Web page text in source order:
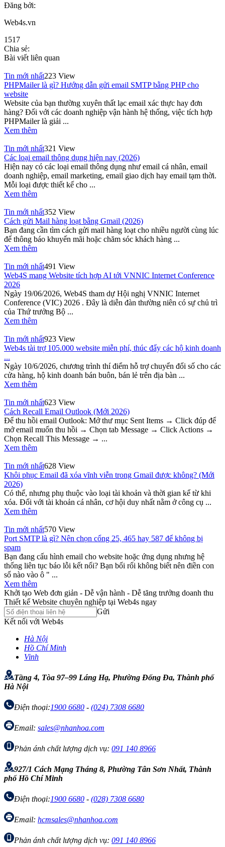
Đăng bởi:
Web4s.vn
1517
Chia sẻ:
Bài viết liên quan
Tin mới nhất223 View
PHPMailer là gì? Hướng dẫn gửi email SMTP bằng PHP cho
website
Website của bạn thường xuyên thất lạc email xác thực hay đơn
hàng? Đối với các doanh nghiệp vận hành hệ thống, việc tích hợp
PHPMailer là giải ...
Xem thêm
Tin mới nhất321 View
Các loại email thông dụng hiện nay (2026)
Hiện nay có các loại email thông dụng như email cá nhân, email
doanh nghiệp, email marketing, email giao dịch hay email tạm thời.
Mỗi loại được thiết kế cho ...
Xem thêm
Tin mới nhất352 View
Cách gửi Mail hàng loạt bằng Gmail (2026)
Bạn đang cần tìm cách gửi mail hàng loạt cho nhiều người cùng lúc
để thông báo khuyến mãi hoặc chăm sóc khách hàng ...
Xem thêm
Tin mới nhất491 View
Web4S mang Website tích hợp AI tới VNNIC Internet Conference
2026
Ngày 19/06/2026, Web4S tham dự Hội nghị VNNIC Internet
Conference (VIC) 2026 . Đây là diễn đàn thường niên có sự chủ trì
của Thứ trưởng Bộ ...
Xem thêm
Tin mới nhất923 View
Web4s tài trợ 105.000 website miễn phí, thúc đẩy các hộ kinh doanh
...
Ngày 10/6/2026, chương trình thí điểm hỗ trợ chuyển đổi số cho các
cửa hàng, hộ kinh doanh bán buôn, bán lẻ trên địa bàn ...
Xem thêm
Tin mới nhất623 View
Cách Recall Email Outlook (Mới 2026)
Để thu hồi email Outlook: Mở thư mục Sent Items → Click đúp để
mở email muốn thu hồi → Chọn tab Message → Click Actions →
Chọn Recall This Message → ...
Xem thêm
Tin mới nhất628 View
Khôi phục Email đã xóa vĩnh viễn trong Gmail được không? (Mới
2026)
Có thể, nhưng phụ thuộc vào loại tài khoản và thời gian kể từ khi
xóa. Đối với tài khoản cá nhân, cơ hội duy nhất nằm ở công cụ ...
Xem thêm
Tin mới nhất570 View
Port SMTP là gì? Nên chọn cổng 25, 465 hay 587 để không bị
spam
Bạn đang cấu hình email cho website hoặc ứng dụng nhưng hệ
thống liên tục báo lỗi kết nối? Bạn bối rối không biết nên điền con
số nào vào ô " ...
Xem thêm
Khởi tạo Web đơn giản - Dễ vận hành - Dễ tăng trưởng doanh thu
Thiết kế Website chuyên nghiệp tại Web4s ngay
Gửi
Kết nối với Web4s
Hà Nội
Hồ Chí Minh
Vinh
Tầng 4, Tòa 97–99 Láng Hạ, Phường Đống Đa, Thành phố
Hà Nội
Điện thoại:1900 6680 - (024) 7308 6680
Email: sales@nhanhoa.com
Phản ánh chất lượng dịch vụ: 091 140 8966
927/1 Cách Mạng Tháng 8, Phường Tân Sơn Nhất, Thành
phố Hồ Chí Minh
Điện thoại:1900 6680 - (028) 7308 6680
Email: hcmsales@nhanhoa.com
Phản ánh chất lượng dịch vụ: 091 140 8966